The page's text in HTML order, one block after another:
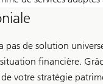
pas de solution
financière.
votre stratégie